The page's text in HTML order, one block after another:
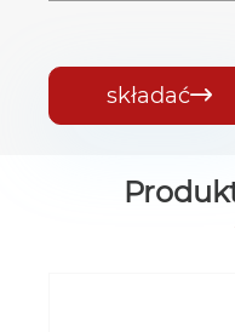
składać